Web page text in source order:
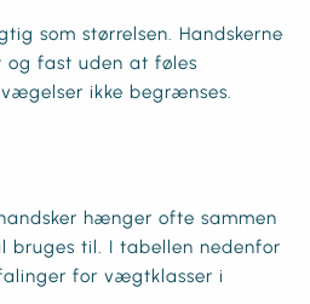
som størrelsen. Handskerne
og fast uden at føles
ikke begrænses.
hænger ofte sammen
bruges til. I tabellen nedenfor
for vægtklasser i